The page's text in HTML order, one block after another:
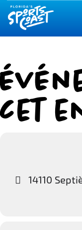
cet
14110